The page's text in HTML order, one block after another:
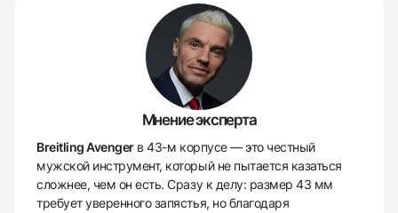
Мнение эксперта
Breitling Avengerв 43-м корпусе — это честный
мужской инструмент, который не пытается казаться
сложнее, чем он есть. Сразу к делу: размер 43 мм
требует уверенного запястья, но благодаря